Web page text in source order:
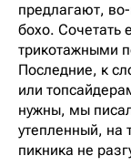
предлагают,
бохо. Сочетать
трикотажными
Последние, к
или
нужны, мы
утепленный, на
пикника не